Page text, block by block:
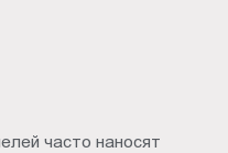
часто наносят